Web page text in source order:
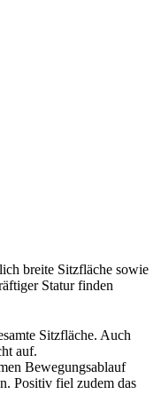
breite Sitzfläche sowie
Statur finden
Sitzfläche. Auch
auf.
Bewegungsablauf
Positiv fiel zudem das